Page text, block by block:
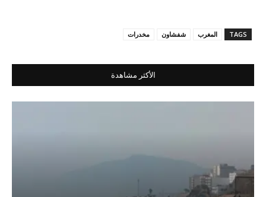
TAGS المغرب شفشاون مخدرات
الأكثر مشاهدة